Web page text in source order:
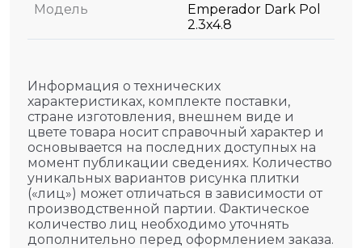
Модель
Emperador Dark Pol
2.3х4.8
Информация о технических
характеристиках, комплекте поставки,
стране изготовления, внешнем виде и
цвете товара носит справочный характер и
основывается на последних доступных на
момент публикации сведениях. Количество
уникальных вариантов рисунка плитки
(«лиц») может отличаться в зависимости от
производственной партии. Фактическое
количество лиц необходимо уточнять
дополнительно перед оформлением заказа.